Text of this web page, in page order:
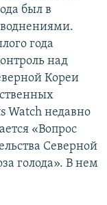
был в
года
над
Кореи
Watch недавно
«Вопрос
Северной
голода». В нем